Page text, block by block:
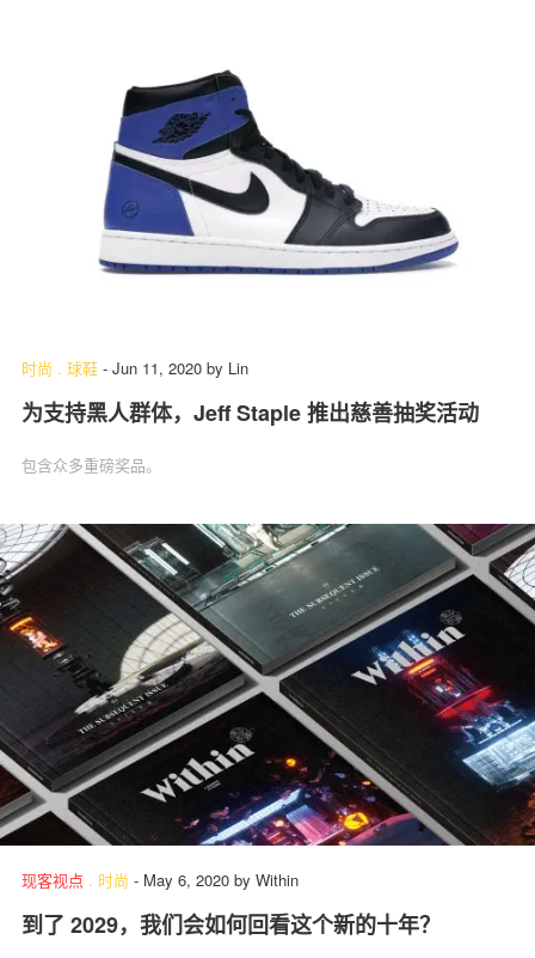
时尚 . 球鞋 - Jun 11, 2020 by Lin
为支持黑人群体，Jeff Staple 推出慈善抽奖活动
包含众多重磅奖品。
现客视点 . 时尚 - May 6, 2020 by Within
到了 2029，我们会如何回看这个新的十年？